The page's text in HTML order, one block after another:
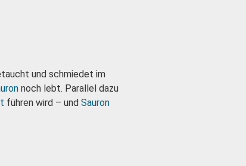
und schmiedet im
noch lebt. Parallel dazu
führen wird – und Sauron